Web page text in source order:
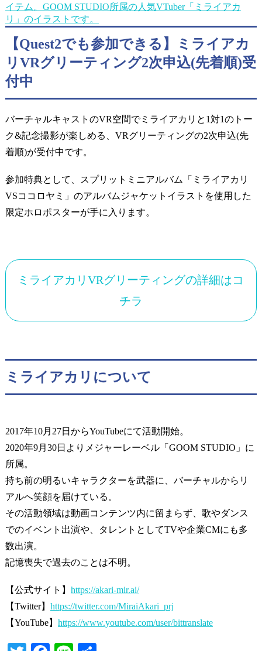
イテム。GOOM STUDIO所属の人気VTuber「ミライアカ
リ」のイラストです。
【Quest2でも参加できる】ミライアカ
リVRグリーティング2次申込(先着順)受
付中
バーチャルキャストのVR空間でミライアカリと1対1のトー
ク&記念撮影が楽しめる、VRグリーティングの2次申込(先
着順)が受付中です。
参加特典として、スプリットミニアルバム「ミライアカリ
VSココロヤミ」のアルバムジャケットイラストを使用した
限定ホロポスターが手に入ります。
ミライアカリVRグリーティングの詳細はコ
チラ
ミライアカリについて
2017年10月27日からYouTubeにて活動開始。
2020年9月30日よりメジャーレーベル「GOOM STUDIO」に
所属。
持ち前の明るいキャラクターを武器に、バーチャルからリ
アルへ笑顔を届けている。
その活動領域は動画コンテンツ内に留まらず、歌やダンス
でのイベント出演や、タレントとしてTVや企業CMにも多
数出演。
記憶喪失で過去のことは不明。
【公式サイト】 https://akari-mir.ai/
【Twitter】 https://twitter.com/MiraiAkari_prj
【YouTube】 https://www.youtube.com/user/bittranslate